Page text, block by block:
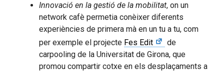
Innovació en la gestió de la mobilitat, on un
network cafè permetia conèixer diferents
experiències de primera mà en un tu a tu, com
per exemple el projecte Fes Edit
de
carpooling de la Universitat de Girona, que
promou compartir cotxe en els desplaçaments a